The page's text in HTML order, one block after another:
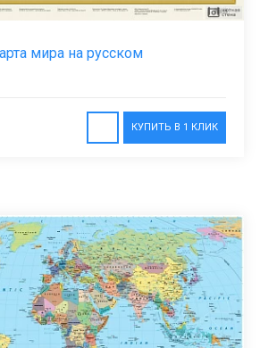
мира на русском
КУПИТЬ В 1 КЛИК